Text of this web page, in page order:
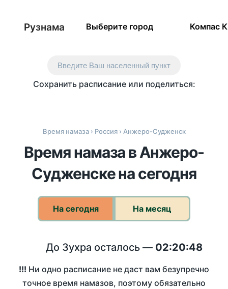
Рузнама Выберите город Компас
Введите Ваш населенный пункт
Сохранить расписание или поделиться:
Время намаза› Россия› Анжеро-Судженск
Время намаза в Анжеро-
Судженске на сегодня
На сегодня На месяц
До Зухра осталось — 02:20:48
!!! Ни одно расписание не даст вам безупречно
точное время намазов, поэтому обязательно